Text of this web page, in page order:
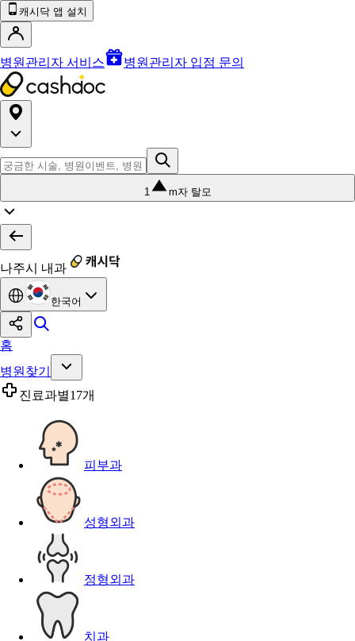
캐시닥 앱 설치
병원관리자 서비스 병원관리자 입점 문의
1 m자 탈모
나주시 내과
한국어
홈
병원찾기
진료과별17개
피부과
성형외과
정형외과
치과